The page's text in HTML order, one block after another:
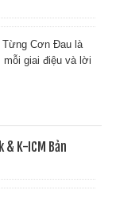
Từng Cơn Đau là
mỗi giai điệu và lời
& K-ICM Bản